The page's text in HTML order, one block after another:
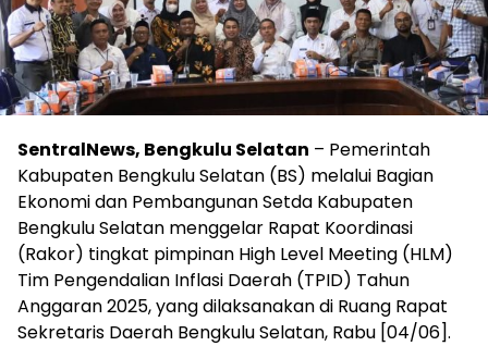
SentralNews, Bengkulu Selatan – Pemerintah
Kabupaten Bengkulu Selatan (BS) melalui Bagian
Ekonomi dan Pembangunan Setda Kabupaten
Bengkulu Selatan menggelar Rapat Koordinasi
(Rakor) tingkat pimpinan High Level Meeting (HLM)
Tim Pengendalian Inflasi Daerah (TPID) Tahun
Anggaran 2025, yang dilaksanakan di Ruang Rapat
Sekretaris Daerah Bengkulu Selatan, Rabu [04/06].